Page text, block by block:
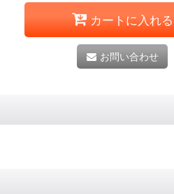
カートに入れる
お問い合わせ